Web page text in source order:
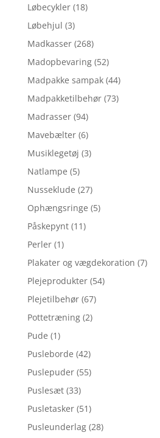
Løbecykler (18)
Løbehjul (3)
Madkasser (268)
Madopbevaring (52)
Madpakke sampak (44)
Madpakketilbehør (73)
Madrasser (94)
Mavebælter (6)
Musiklegetøj (3)
Natlampe (5)
Nusseklude (27)
Ophængsringe (5)
Påskepynt (11)
Perler (1)
Plakater og vægdekoration (7)
Plejeprodukter (54)
Plejetilbehør (67)
Pottetræning (2)
Pude (1)
Pusleborde (42)
Puslepuder (55)
Puslesæt (33)
Pusletasker (51)
Pusleunderlag (28)